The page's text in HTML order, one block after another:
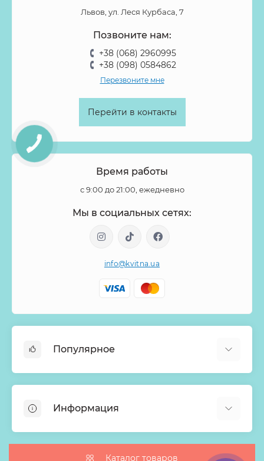
Львов, ул. Леся Курбаса, 7
Позвоните нам:
+38 (068) 2960995
+38 (098) 0584862
Перезвоните мне
Перейти в контакты
Время работы
с 9:00 до 21:00, ежедневно
Мы в социальных сетях:
info@kvitna.ua
Популярное
Хиты продаж
Букеты из роз
Корзины с цветами
Информация
Каталог товаров